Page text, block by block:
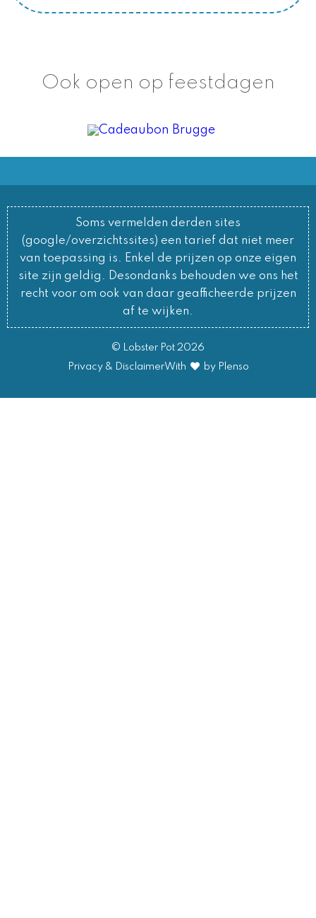
Ook open op feestdagen
Soms vermelden derden sites
(google/overzichtssites) een tarief dat niet meer
van toepassing is. Enkel de prijzen op onze eigen
site zijn geldig. Desondanks behouden we ons het
recht voor om ook van daar geafficheerde prijzen
af te wijken.
© Lobster Pot 2026
Privacy & DisclaimerWith by Plenso